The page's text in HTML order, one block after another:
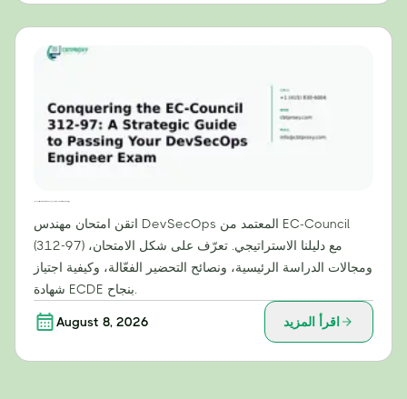
اتقن امتحان مهندس DevSecOps المعتمد من EC-Council
(312-97) مع دليلنا الاستراتيجي. تعرّف على شكل الامتحان،
ومجالات الدراسة الرئيسية، ونصائح التحضير الفعّالة، وكيفية اجتياز
August 8, 2026 اقرأ المزيد